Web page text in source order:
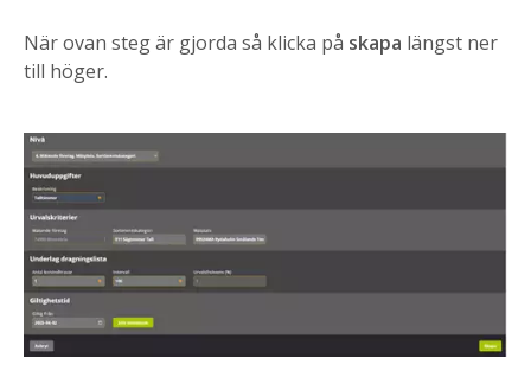
När ovan steg är gjorda så klicka på skapa längst ner
till höger.